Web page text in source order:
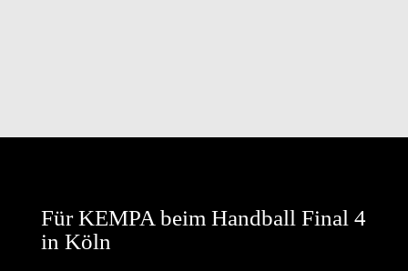
Für KEMPA beim Handball Final 4
in Köln